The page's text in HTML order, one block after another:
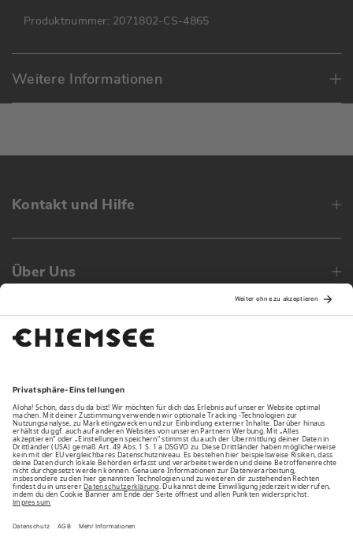
Produktnummer: 2071802-CS-4865
Weitere Informationen
Kontakt und Hilfe
Über Uns
Family
Unsere Vorteile
Unsere Partner